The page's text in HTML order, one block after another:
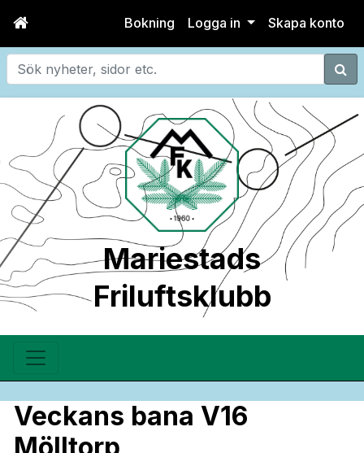
Bokning Logga in Skapa konto
Sök
Mariestads
Friluftsklubb
Veckans bana V16